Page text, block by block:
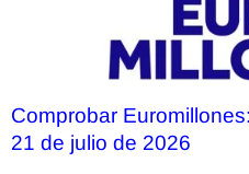
Comprobar
21 de julio de 2026